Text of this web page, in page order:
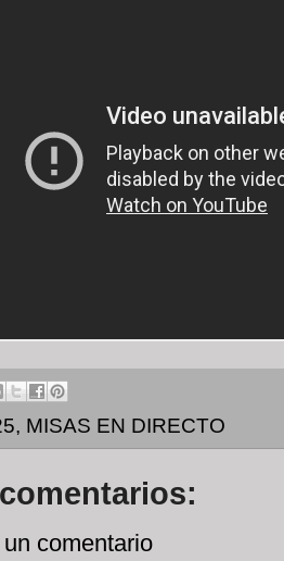
, MISAS EN DIRECTO
comentario